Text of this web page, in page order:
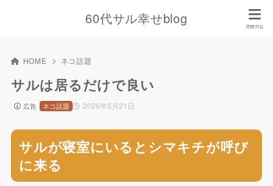
60代サル幸せblog
HOME ネコ話題
サルは居るだけで良い
広告 2026年5月21日
ネコ話題
サルが寝室にいるとシマキチが呼び
に来る